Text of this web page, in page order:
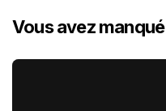
Vous avez manqué